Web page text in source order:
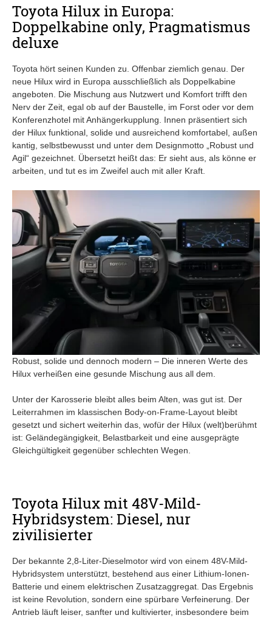
Toyota Hilux in Europa:
Doppelkabine only, Pragmatismus
deluxe
Toyota hört seinen Kunden zu. Offenbar ziemlich genau. Der
neue Hilux wird in Europa ausschließlich als Doppelkabine
angeboten. Die Mischung aus Nutzwert und Komfort trifft den
Nerv der Zeit, egal ob auf der Baustelle, im Forst oder vor dem
Konferenzhotel mit Anhängerkupplung. Innen präsentiert sich
der Hilux funktional, solide und ausreichend komfortabel, außen
kantig, selbstbewusst und unter dem Designmotto „Robust und
Agil“ gezeichnet. Übersetzt heißt das: Er sieht aus, als könne er
arbeiten, und tut es im Zweifel auch mit aller Kraft.
Robust, solide und dennoch modern – Die inneren Werte des
Hilux verheißen eine gesunde Mischung aus all dem.
Unter der Karosserie bleibt alles beim Alten, was gut ist. Der
Leiterrahmen im klassischen Body-on-Frame-Layout bleibt
gesetzt und sichert weiterhin das, wofür der Hilux (welt)berühmt
ist: Geländegängigkeit, Belastbarkeit und eine ausgeprägte
Gleichgültigkeit gegenüber schlechten Wegen.
Toyota Hilux mit 48V-Mild-
Hybridsystem: Diesel, nur
zivilisierter
Der bekannte 2,8-Liter-Dieselmotor wird von einem 48V-Mild-
Hybridsystem unterstützt, bestehend aus einer Lithium-Ionen-
Batterie und einem elektrischen Zusatzaggregat. Das Ergebnis
ist keine Revolution, sondern eine spürbare Verfeinerung. Der
Antrieb läuft leiser, sanfter und kultivierter, insbesondere beim